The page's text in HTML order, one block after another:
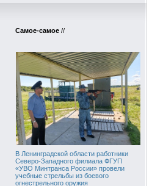
Самое-самое //
В Ленинградской области работники
Северо-Западного филиала ФГУП
«УВО Минтранса России» провели
учебные стрельбы из боевого
огнестрельного оружия